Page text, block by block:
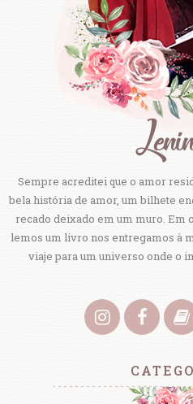
Sempre acreditei que o amor
bela história de amor, um bilhete
recado deixado em um muro. Em
lemos um livro nos entregamos à
viaje para um universo onde o